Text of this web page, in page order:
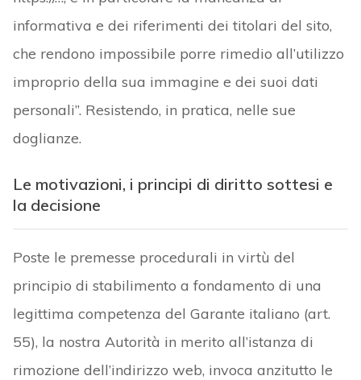
informativa e dei riferimenti dei titolari del sito,
che rendono impossibile porre rimedio all’utilizzo
improprio della sua immagine e dei suoi dati
personali”. Resistendo, in pratica, nelle sue
doglianze.
Le motivazioni, i principi di diritto sottesi e
la decisione
Poste le premesse procedurali in virtù del
principio di stabilimento a fondamento di una
legittima competenza del Garante italiano (art.
55), la nostra Autorità in merito all’istanza di
rimozione dell’indirizzo web, invoca anzitutto le